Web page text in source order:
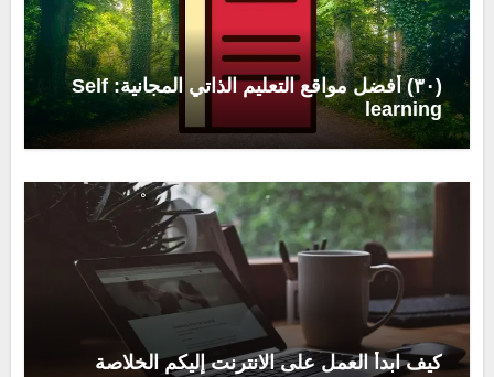
(٣٠) أفضل مواقع التعليم الذاتي المجانية: Self
learning
كيف ابدأ العمل على الانترنت إليكم الخلاصة